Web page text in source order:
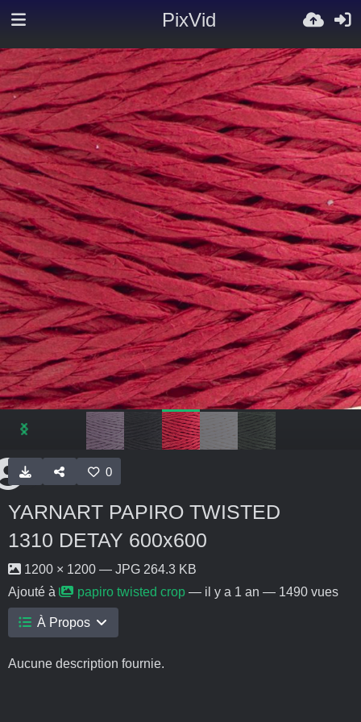
PixVid
0
YARNART PAPIRO TWISTED
1310 DETAY 600x600
1200 × 1200 — JPG 264.3 KB
Ajouté à
papiro twisted crop — il y a 1 an — 1490 vues
À Propos
Aucune description fournie.